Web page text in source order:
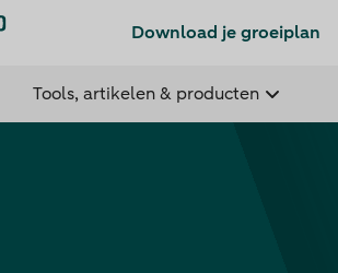
Download je groeiplan
Tools, artikelen & producten